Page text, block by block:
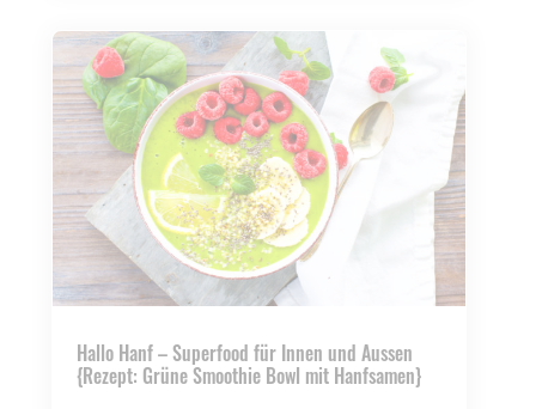
Hallo Hanf – Superfood für Innen und Aussen
{Rezept: Grüne Smoothie Bowl mit Hanfsamen}